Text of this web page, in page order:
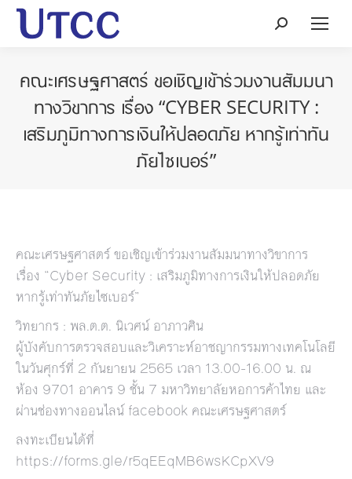
Search:
คณะเศรษฐศาสตร์ ขอเชิญเข้าร่วมงานสัมมนา
ทางวิขาการ เรื่อง “CYBER SECURITY :
เสริมภูมิทางการเงินให้ปลอดภัย หากรู้เท่าทัน
ภัยไซเบอร์”
คณะเศรษฐศาสตร์ ขอเชิญเข้าร่วมงานสัมมนาทางวิขาการ
เรื่อง “Cyber Security : เสริมภูมิทางการเงินให้ปลอดภัย
หากรู้เท่าทันภัยไซเบอร์”
วิทยากร : พล.ต.ต. นิเวศน์ อาภาวศิน
ผู้บังคับการตรวจสอบและวิเคราะห์อาชญากรรมทางเทคโนโลยี
ในวันศุกร์ที่ 2 กันยายน 2565 เวลา 13.00-16.00 น. ณ
ห้อง 9701 อาคาร 9 ชั้น 7 มหาวิทยาลัยหอการค้าไทย และ
ผ่านช่องทางออนไลน์ facebook คณะเศรษฐศาสตร์
ลงทะเบียนได้ที่
https://forms.gle/r5qEEqMB6wsKCpXV9